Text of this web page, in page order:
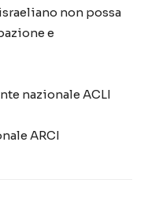
non possa
e
nazionale ACLI
ARCI